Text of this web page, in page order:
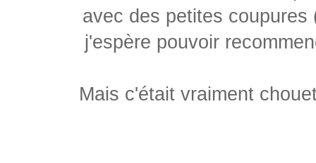
avec des petites
j'espère pouvoir
Mais c'était vraiment